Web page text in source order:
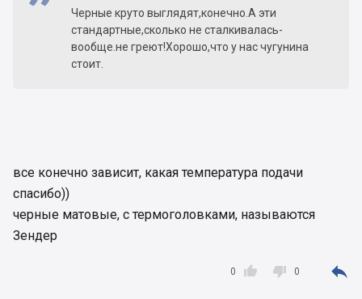
Черные круто выглядят,конечно.А эти
стандартные,сколько не сталкивалась-
вообще.не греют!Хорошо,что у нас чугунина
стоит.
все конечно зависит, какая температура подачи
спасибо))
черные матовые, с термоголовками, называются
Зендер

0  0 